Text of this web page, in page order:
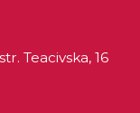
Teacivska, 16